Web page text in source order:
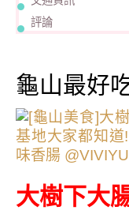
評論
龜山最好
大樹下大